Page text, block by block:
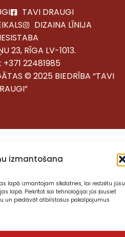
izmantošana
lapā izmantojam sīkdatnes, lai redzētu jūsu
lapā. Piekrītot šai tehnoloģijai jūs ļausiet
un piedāvāt atbilstošus pakalpojumus
TAVI DRAUGI
DIZAINA LĪNIJA
23, RĪGA LV-1013.
+371 22481985
© 2025 BIEDRĪBA “TAVI